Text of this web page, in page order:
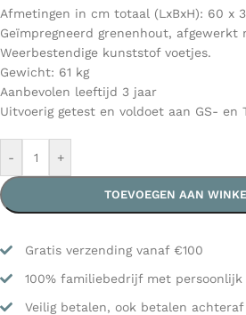
Afmetingen in cm totaal (LxBxH): 60 x
Geïmpregneerd grenenhout, afgewerkt
Weerbestendige kunststof voetjes.
Gewicht: 61 kg
Aanbevolen leeftijd 3 jaar
Uitvoerig getest en voldoet aan GS- en
- +
TOEVOEGEN AAN
Gratis verzending vanaf €100
100% familiebedrijf met
Veilig betalen, ook betalen achteraf